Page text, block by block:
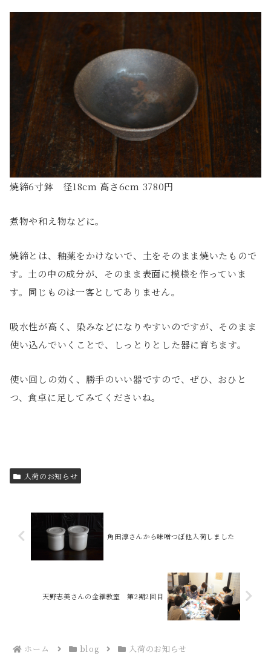
焼締6寸鉢 径18cm 高さ6cm 3780円
煮物や和え物などに。
焼締とは、釉薬をかけないで、土をそのまま焼いたもので
す。土の中の成分が、そのまま表面に模様を作っていま
す。同じものは一客としてありません。
吸水性が高く、染みなどになりやすいのですが、そのまま
使い込んでいくことで、しっとりとした器に育ちます。
使い回しの効く、勝手のいい器ですので、ぜひ、おひと
つ、食卓に足してみてくださいね。
入荷のお知らせ
角田淳さんから味噌つぼ他入荷しました
天野志美さんの金継教室 第2期2回目
ホーム blog 入荷のお知らせ